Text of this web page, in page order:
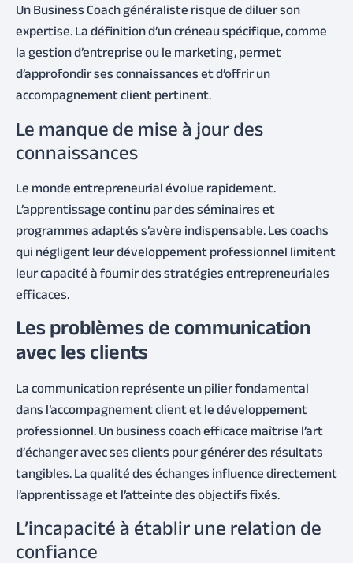
Un Business Coach généraliste risque de diluer son
expertise. La définition d’un créneau spécifique, comme
la gestion d’entreprise ou le marketing, permet
d’approfondir ses connaissances et d’offrir un
accompagnement client pertinent.
Le manque de mise à jour des
connaissances
Le monde entrepreneurial évolue rapidement.
L’apprentissage continu par des séminaires et
programmes adaptés s’avère indispensable. Les coachs
qui négligent leur développement professionnel limitent
leur capacité à fournir des stratégies entrepreneuriales
efficaces.
Les problèmes de communication
avec les clients
La communication représente un pilier fondamental
dans l’accompagnement client et le développement
professionnel. Un business coach efficace maîtrise l’art
d’échanger avec ses clients pour générer des résultats
tangibles. La qualité des échanges influence directement
l’apprentissage et l’atteinte des objectifs fixés.
L’incapacité à établir une relation de
confiance